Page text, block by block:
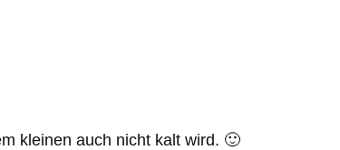
kleinen auch nicht kalt wird. 🙂